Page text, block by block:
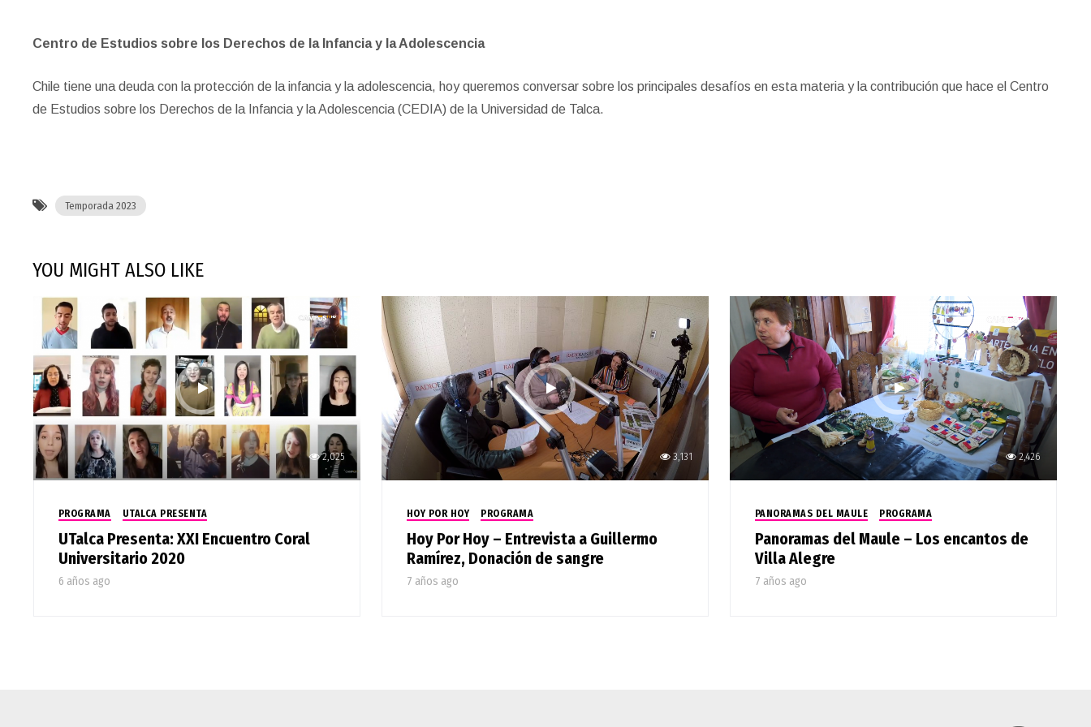
Centro de Estudios sobre los Derechos de la Infancia y la Adolescencia
Chile tiene una deuda con la protección de la infancia y la adolescencia, hoy queremos conversar sobre los principales desafíos en esta materia y la contribución que hace el Centro
de Estudios sobre los Derechos de la Infancia y la Adolescencia (CEDIA) de la Universidad de Talca.
Temporada 2023
YOU MIGHT ALSO LIKE
2,025
PROGRAMA UTALCA PRESENTA
UTalca Presenta: XXI Encuentro Coral
Universitario 2020
6 años ago
3,131
HOY POR HOY PROGRAMA
Hoy Por Hoy – Entrevista a Guillermo
Ramírez, Donación de sangre
7 años ago
2,426
PANORAMAS DEL MAULE PROGRAMA
Panoramas del Maule – Los encantos de
Villa Alegre
7 años ago